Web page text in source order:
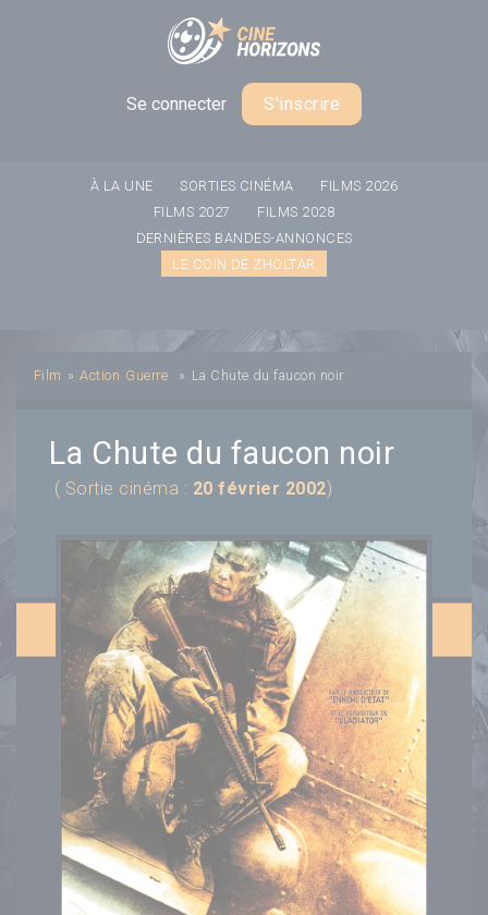
Se connecter S'inscrire
À LA UNE SORTIES CINÉMA
FILMS 2026
FILMS 2027
FILMS 2028
DERNIÈRES BANDES-ANNONCES
LE COIN DE ZHOLTAR
Film » Action Guerre » La Chute du faucon noir
La Chute du faucon noir
( Sortie cinéma : 20 février 2002)
Panneau de gestion des cookies